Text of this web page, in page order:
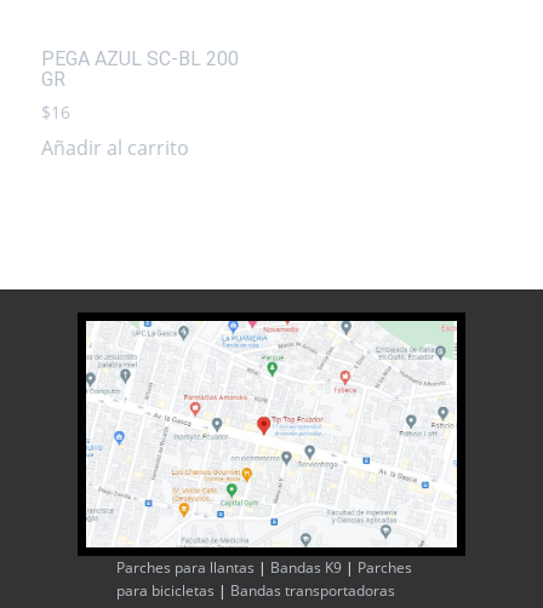
PEGA AZUL SC-BL 200
GR
$16
Añadir al carrito
Parches para llantas | Bandas K9 | Parches
para bicicletas | Bandas transportadoras